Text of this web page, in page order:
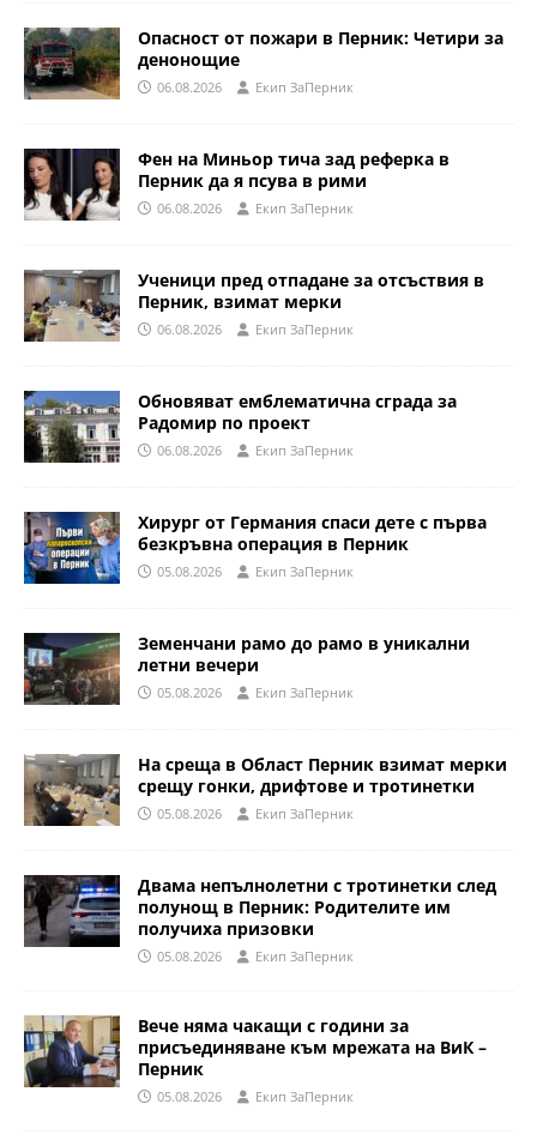
Опасност от пожари в Перник: Четири за
денонощие
06.08.2026 Eкип ЗаПерник
Фен на Миньор тича зад реферка в
Перник да я псува в рими
06.08.2026 Eкип ЗаПерник
Ученици пред отпадане за отсъствия в
Перник, взимат мерки
06.08.2026 Eкип ЗаПерник
Обновяват емблематична сграда за
Радомир по проект
06.08.2026 Eкип ЗаПерник
Хирург от Германия спаси дете с първа
безкръвна операция в Перник
05.08.2026 Eкип ЗаПерник
Земенчани рамо до рамо в уникални
летни вечери
05.08.2026 Eкип ЗаПерник
На среща в Област Перник взимат мерки
срещу гонки, дрифтове и тротинетки
05.08.2026 Eкип ЗаПерник
Двама непълнолетни с тротинетки след
полунощ в Перник: Родителите им
получиха призовки
05.08.2026 Eкип ЗаПерник
Вече няма чакащи с години за
присъединяване към мрежата на ВиК –
Перник
05.08.2026 Eкип ЗаПерник